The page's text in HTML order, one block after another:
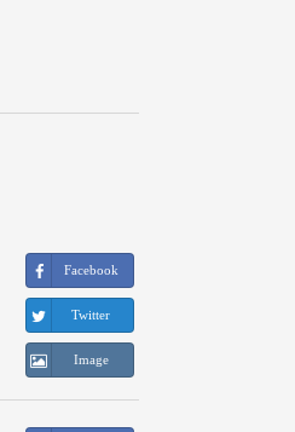
Facebook
Twitter
Image